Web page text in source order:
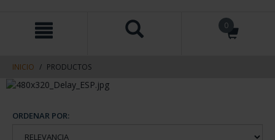
contenido
navegacin
0
INICIO PRODUCTOS
ORDENAR POR: